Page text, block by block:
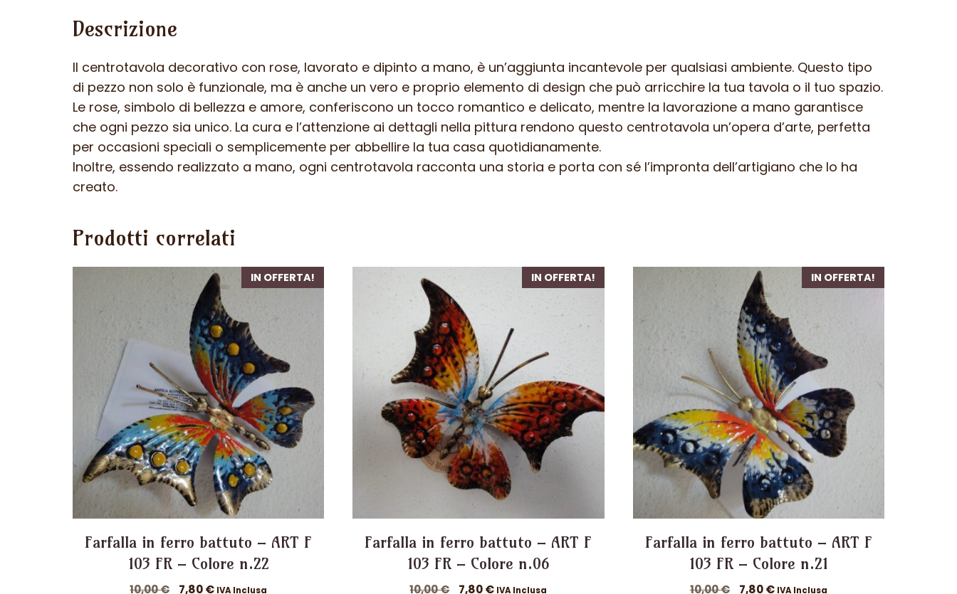
Descrizione
Il centrotavola decorativo con rose, lavorato e dipinto a mano, è un’aggiunta incantevole per qualsiasi ambiente. Questo tipo
di pezzo non solo è funzionale, ma è anche un vero e proprio elemento di design che può arricchire la tua tavola o il tuo spazio.
Le rose, simbolo di bellezza e amore, conferiscono un tocco romantico e delicato, mentre la lavorazione a mano garantisce
che ogni pezzo sia unico. La cura e l’attenzione ai dettagli nella pittura rendono questo centrotavola un’opera d’arte, perfetta
per occasioni speciali o semplicemente per abbellire la tua casa quotidianamente.
Inoltre, essendo realizzato a mano, ogni centrotavola racconta una storia e porta con sé l’impronta dell’artigiano che lo ha
creato.
Prodotti correlati
IN OFFERTA!
Farfalla in ferro battuto – ART F
103 FR – Colore n.22
10,00€
Il
7,80€IlIVA Inclusa
IN OFFERTA!
Farfalla in ferro battuto – ART F
103 FR – Colore n.06
10,00€
Il
7,80€IlIVA Inclusa
IN OFFERTA!
Farfalla in ferro battuto – ART F
103 FR – Colore n.21
10,00€
Il
7,80€IlIVA Inclusa